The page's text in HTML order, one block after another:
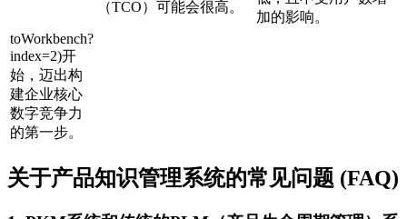
（TCO）可能会很高。
加的影响。
toWorkbench?
index=2)开
始，迈出构
建企业核心
数字竞争力
的第一步。
关于产品知识管理系统的常见问题 (FAQ)